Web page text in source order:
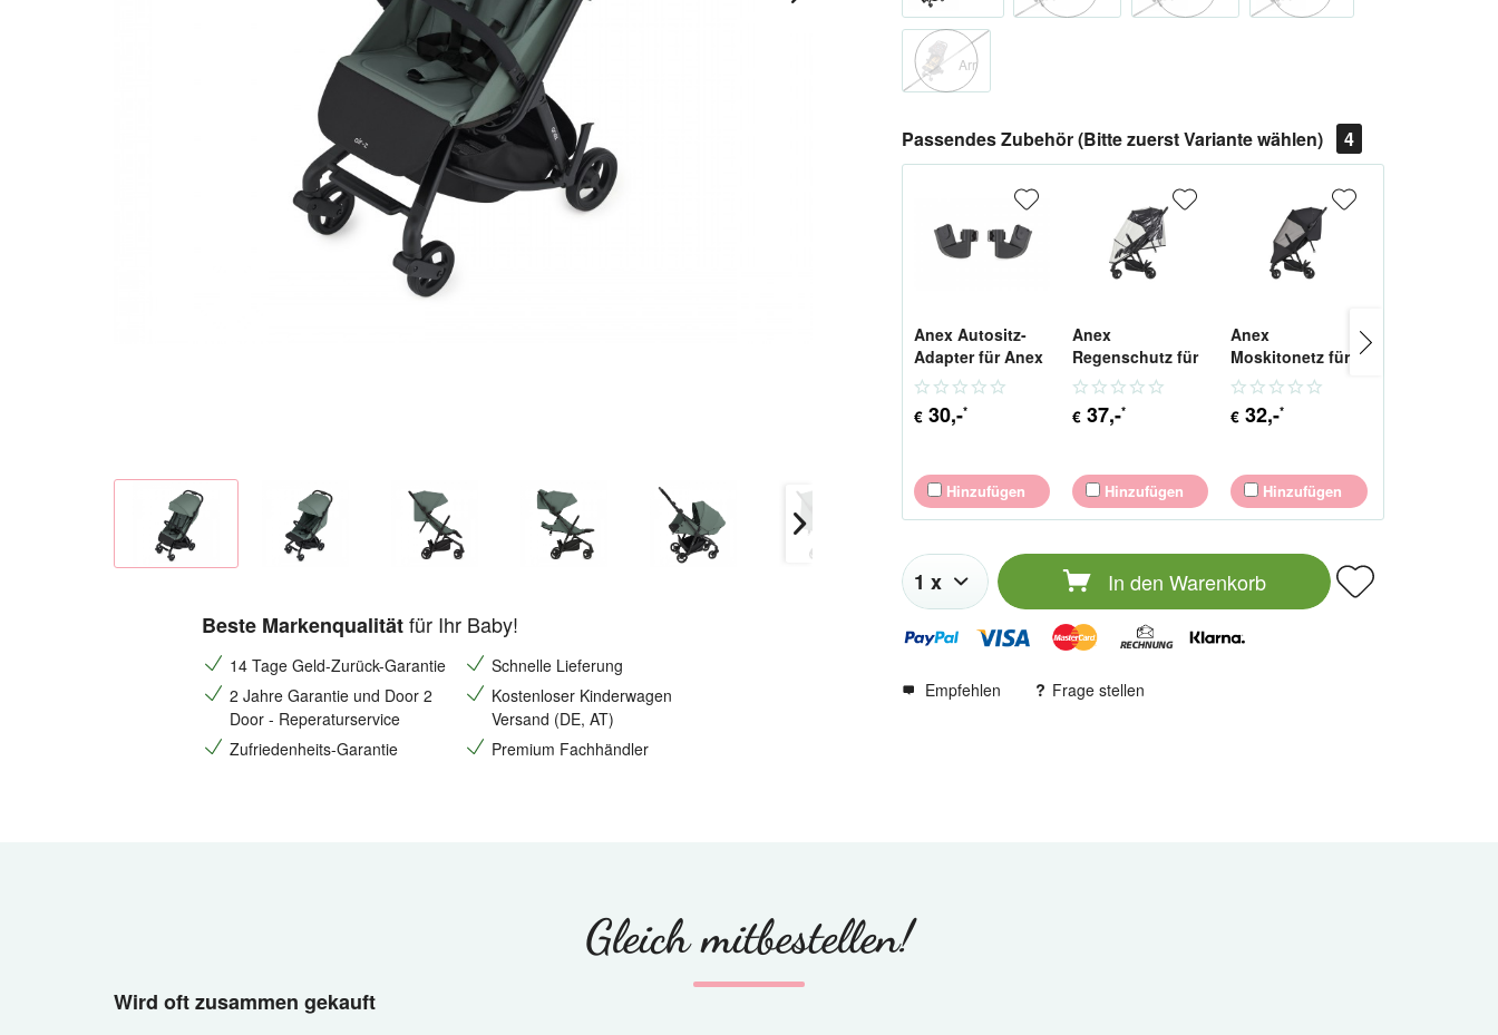
Beste Markenqualitätfür Ihr Baby!
14 Tage Geld-Zurück-Garantie
Schnelle Lieferung
2 Jahre Garantie und Door 2
Door - Reperaturservice
Kostenloser Kinderwagen
Versand (DE, AT)
Zufriedenheits-Garantie
Premium Fachhändler
Arr
Passendes Zubehör (Bitte zuerst Variante wählen) 4
Anex Autositz-
Adapter für Anex
Air-Z und Air-Z
Plus Rahmen
€ 30,-*
Hinzufügen
Anex
Regenschutz für
Air-Z & Air-Z Plus
Buggy /
Sportkinderwagen
€ 37,-*
Hinzufügen
Anex
Moskitonetz für
Air-Z & Air-Z Plus
Buggy /
Sportkinderwagen
€ 32,-*
Hinzufügen
In den Warenkorb
Empfehlen Frage stellen
Gleich mitbestellen!
Wird oft zusammen gekauft